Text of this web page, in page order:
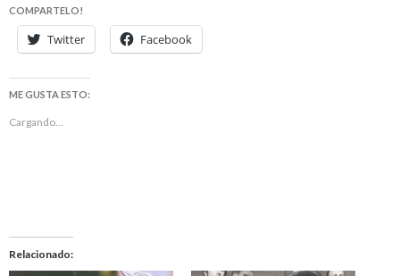
COMPARTELO!
Twitter Facebook
ME GUSTA ESTO:
Cargando...
Relacionado